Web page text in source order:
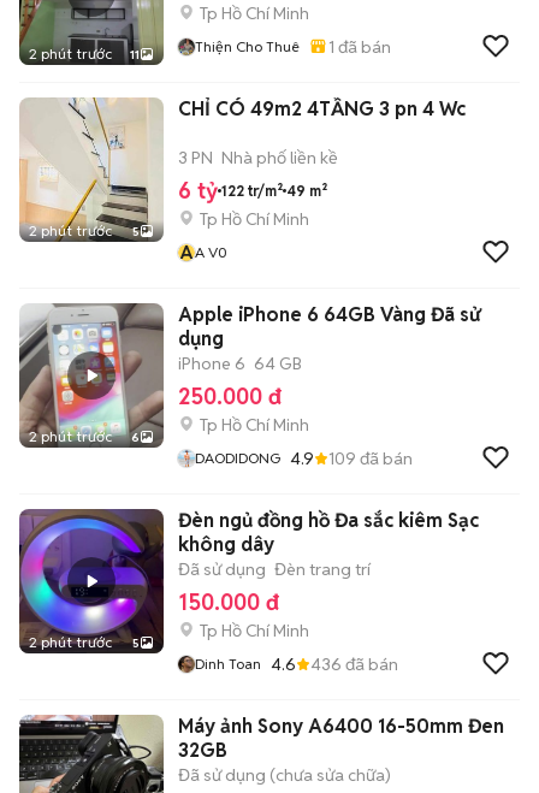
2 phút trước 11
Tp Hồ Chí Minh
Thiện Cho Thuê 1 đã bán
2 phút trước 5
CHỈ CÓ 49m2 4TẦNG 3 pn 4 Wc
3 PN Nhà phố liền kề
6 tỷ 122 tr/m² 49 m²
Tp Hồ Chí Minh
AA V0
2 phút trước 6
Apple iPhone 6 64GB Vàng Đã sử
dụng
iPhone 6 64 GB
250.000 đ
Tp Hồ Chí Minh
DAODIDONG 4.9 109 đã bán
2 phút trước 5
Đèn ngủ đồng hồ Đa sắc kiêm Sạc
không dây
Đã sử dụng Đèn trang trí
150.000 đ
Tp Hồ Chí Minh
Dinh Toan 4.6 436 đã bán
Máy ảnh Sony A6400 16-50mm Đen
32GB
Đã sử dụng (chưa sửa chữa)